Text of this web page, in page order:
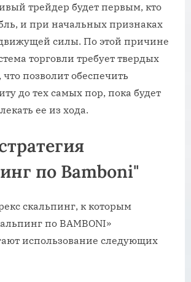
трейдер будет первым, кто
и при начальных признаках
силы. По этой причине
торговли требует твердых
позволит обеспечить
до тех самых пор, пока будет
ее из хода.
по Bamboni"
скальпинг, к которым
по BAMBONI»
использование следующих